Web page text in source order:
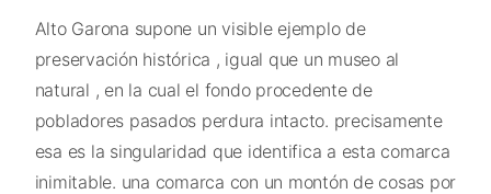
Alto Garona supone un visible ejemplo de
preservación histórica , igual que un museo al
natural , en la cual el fondo procedente de
pobladores pasados perdura intacto. precisamente
esa es la singularidad que identifica a esta comarca
inimitable. una comarca con un montón de cosas por